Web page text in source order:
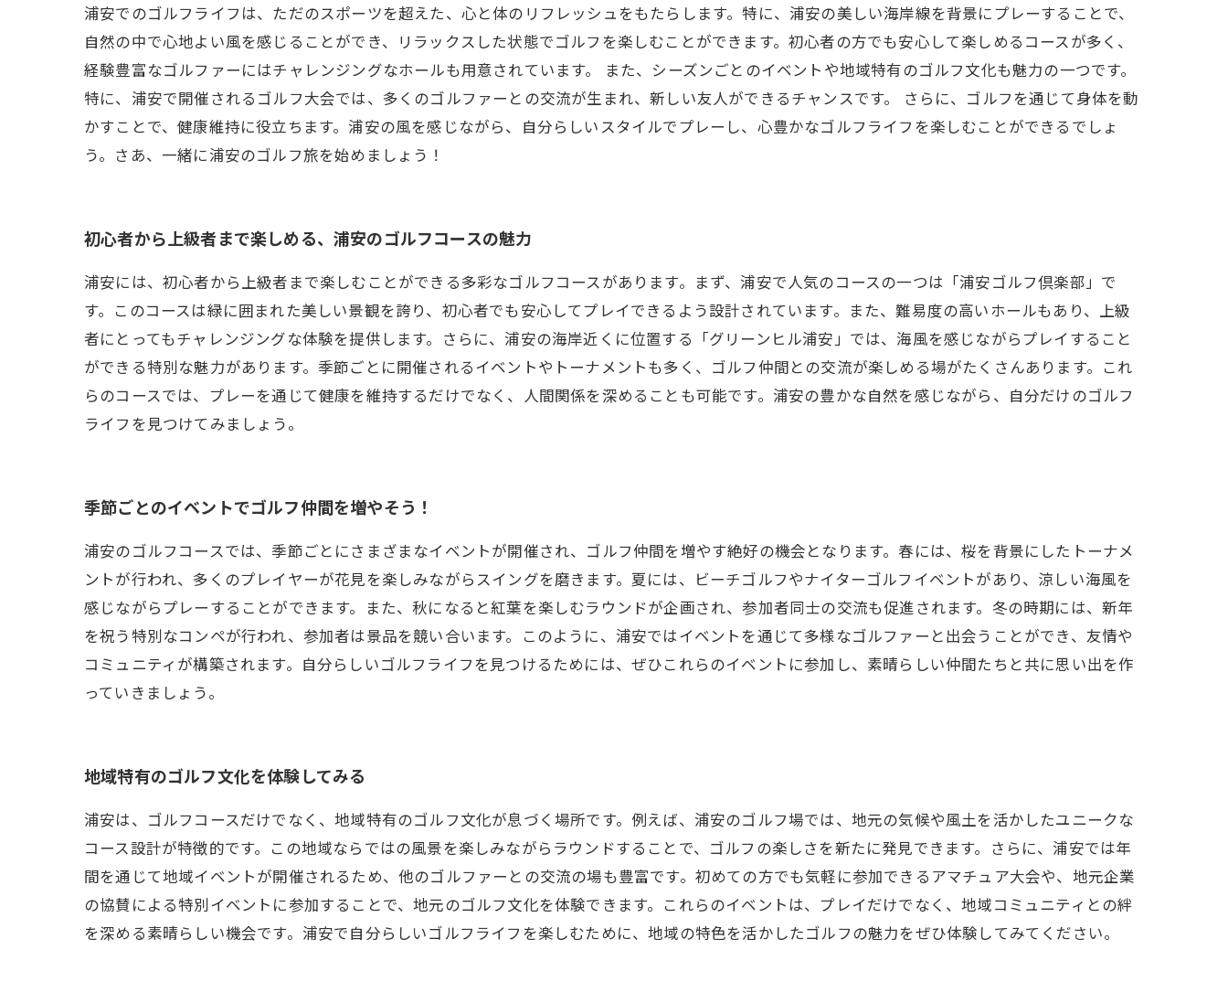
浦安でのゴルフライフは、ただのスポーツを超えた、心と体のリフレッシュをもたらします。特に、浦安の美しい海岸線を背景にプレーすることで、
自然の中で心地よい風を感じることができ、リラックスした状態でゴルフを楽しむことができます。初心者の方でも安心して楽しめるコースが多く、
経験豊富なゴルファーにはチャレンジングなホールも用意されています。 また、シーズンごとのイベントや地域特有のゴルフ文化も魅力の一つです。
特に、浦安で開催されるゴルフ大会では、多くのゴルファーとの交流が生まれ、新しい友人ができるチャンスです。 さらに、ゴルフを通じて身体を動
かすことで、健康維持に役立ちます。浦安の風を感じながら、自分らしいスタイルでプレーし、心豊かなゴルフライフを楽しむことができるでしょ
う。さあ、一緒に浦安のゴルフ旅を始めましょう！
初心者から上級者まで楽しめる、浦安のゴルフコースの魅力
浦安には、初心者から上級者まで楽しむことができる多彩なゴルフコースがあります。まず、浦安で人気のコースの一つは「浦安ゴルフ倶楽部」で
す。このコースは緑に囲まれた美しい景観を誇り、初心者でも安心してプレイできるよう設計されています。また、難易度の高いホールもあり、上級
者にとってもチャレンジングな体験を提供します。さらに、浦安の海岸近くに位置する「グリーンヒル浦安」では、海風を感じながらプレイすること
ができる特別な魅力があります。季節ごとに開催されるイベントやトーナメントも多く、ゴルフ仲間との交流が楽しめる場がたくさんあります。これ
らのコースでは、プレーを通じて健康を維持するだけでなく、人間関係を深めることも可能です。浦安の豊かな自然を感じながら、自分だけのゴルフ
ライフを見つけてみましょう。
季節ごとのイベントでゴルフ仲間を増やそう！
浦安のゴルフコースでは、季節ごとにさまざまなイベントが開催され、ゴルフ仲間を増やす絶好の機会となります。春には、桜を背景にしたトーナメ
ントが行われ、多くのプレイヤーが花見を楽しみながらスイングを磨きます。夏には、ビーチゴルフやナイターゴルフイベントがあり、涼しい海風を
感じながらプレーすることができます。また、秋になると紅葉を楽しむラウンドが企画され、参加者同士の交流も促進されます。冬の時期には、新年
を祝う特別なコンペが行われ、参加者は景品を競い合います。このように、浦安ではイベントを通じて多様なゴルファーと出会うことができ、友情や
コミュニティが構築されます。自分らしいゴルフライフを見つけるためには、ぜひこれらのイベントに参加し、素晴らしい仲間たちと共に思い出を作
っていきましょう。
地域特有のゴルフ文化を体験してみる
浦安は、ゴルフコースだけでなく、地域特有のゴルフ文化が息づく場所です。例えば、浦安のゴルフ場では、地元の気候や風土を活かしたユニークな
コース設計が特徴的です。この地域ならではの風景を楽しみながらラウンドすることで、ゴルフの楽しさを新たに発見できます。さらに、浦安では年
間を通じて地域イベントが開催されるため、他のゴルファーとの交流の場も豊富です。初めての方でも気軽に参加できるアマチュア大会や、地元企業
の協賛による特別イベントに参加することで、地元のゴルフ文化を体験できます。これらのイベントは、プレイだけでなく、地域コミュニティとの絆
を深める素晴らしい機会です。浦安で自分らしいゴルフライフを楽しむために、地域の特色を活かしたゴルフの魅力をぜひ体験してみてください。